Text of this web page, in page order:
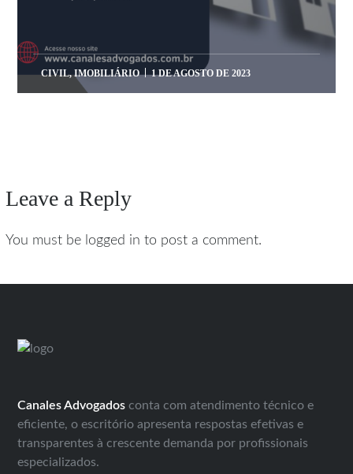
CIVIL,IMOBILIÁRIO 1 DE AGOSTO DE 2023
Leave a Reply
You must be logged in to post a comment.
Canales Advogados conta com atendimento técnico e
eficiente, o escritório apresenta respostas efetivas e
transparentes à crescente demanda por profissionais
especializados.